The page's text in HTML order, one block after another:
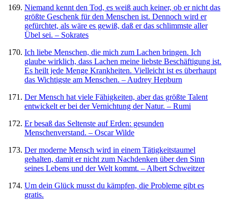
Niemand kennt den Tod, es weiß auch keiner, ob er nicht das
größte Geschenk für den Menschen ist. Dennoch wird er
gefürchtet, als wäre es gewiß, daß er das schlimmste aller
Übel sei. – Sokrates
Ich liebe Menschen, die mich zum Lachen bringen. Ich
glaube wirklich, dass Lachen meine liebste Beschäftigung ist.
Es heilt jede Menge Krankheiten. Vielleicht ist es überhaupt
das Wichtigste am Menschen. – Audrey Hepburn
Der Mensch hat viele Fähigkeiten, aber das größte Talent
entwickelt er bei der Vernichtung der Natur. – Rumi
Er besaß das Seltenste auf Erden: gesunden
Menschenverstand. – Oscar Wilde
Der moderne Mensch wird in einem Tätigkeitstaumel
gehalten, damit er nicht zum Nachdenken über den Sinn
seines Lebens und der Welt kommt. – Albert Schweitzer
Um dein Glück musst du kämpfen, die Probleme gibt es
gratis.